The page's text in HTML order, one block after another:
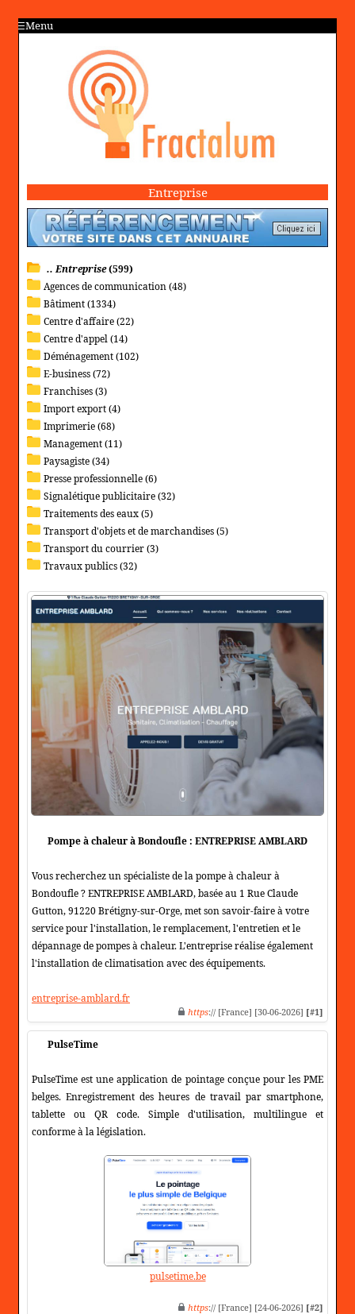
Menu
Entreprise
.. Entreprise(599)
Agences de communication (48)
Bâtiment (1334)
Centre d'affaire (22)
Centre d'appel (14)
Déménagement (102)
E-business (72)
Franchises (3)
Import export (4)
Imprimerie (68)
Management (11)
Paysagiste (34)
Presse professionnelle (6)
Signalétique publicitaire (32)
Traitements des eaux (5)
Transport d'objets et de marchandises (5)
Transport du courrier (3)
Travaux publics (32)
Pompe à chaleur à Bondoufle : ENTREPRISE AMBLARD
Vous recherchez un spécialiste de la pompe à chaleur à
Bondoufle ? ENTREPRISE AMBLARD, basée au 1 Rue Claude
Gutton, 91220 Brétigny-sur-Orge, met son savoir-faire à votre
service pour l'installation, le remplacement, l'entretien et le
dépannage de pompes à chaleur. L'entreprise réalise également
l'installation de climatisation avec des équipements.
entreprise-amblard.fr
https:// [France] [30-06-2026] [#1]
PulseTime
PulseTime est une application de pointage conçue pour les PME
belges. Enregistrement des heures de travail par smartphone,
tablette ou QR code. Simple d'utilisation, multilingue et
conforme à la législation.
pulsetime.be
https:// [France] [24-06-2026] [#2]